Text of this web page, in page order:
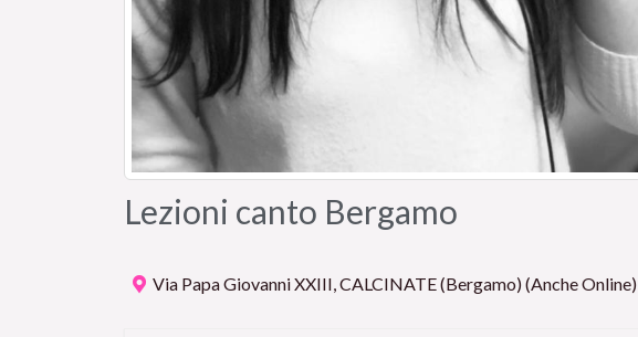
Lezioni canto Bergamo
Via Papa Giovanni XXIII, CALCINATE (Bergamo) (Anche Online)